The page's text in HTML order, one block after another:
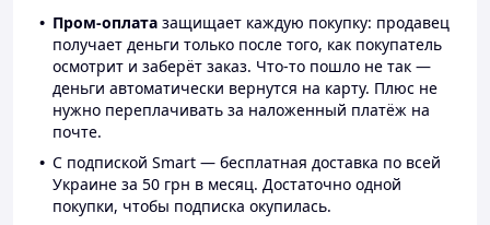
Пром-оплата защищает каждую покупку: продавец
получает деньги только после того, как покупатель
осмотрит и заберёт заказ. Что-то пошло не так —
деньги автоматически вернутся на карту. Плюс не
нужно переплачивать за наложенный платёж на
почте.
С подпиской Smart — бесплатная доставка по всей
Украине за 50 грн в месяц. Достаточно одной
покупки, чтобы подписка окупилась.